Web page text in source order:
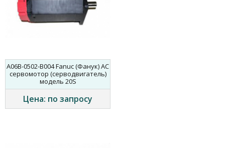
A06B-0502-B004 Fanuc (Фанук) AC
сервомотор (серводвигатель)
модель 20S
Цена: по запросу